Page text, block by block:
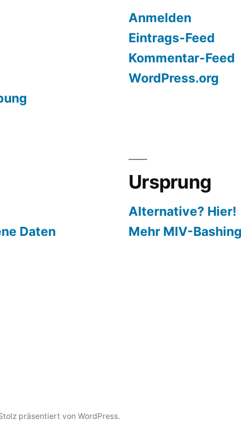
Anmelden
Eintrags-Feed
Kommentar-Feed
WordPress.org
Daten
Ursprung
Alternative? Hier!
Mehr MIV-Bashing
präsentiert von WordPress.